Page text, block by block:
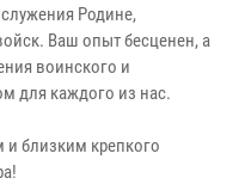
Родине,
Ваш опыт бесценен, а
воинского и
для каждого из нас.
близким крепкого